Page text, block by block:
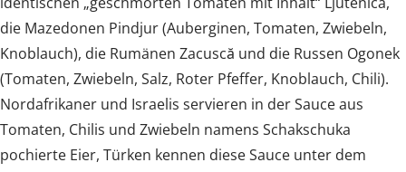
die Mazedonen Pindjur (Auberginen, Tomaten, Zwiebeln,
Knoblauch), die Rumänen Zacuscă und die Russen Ogonek
(Tomaten, Zwiebeln, Salz, Roter Pfeffer, Knoblauch, Chili).
Nordafrikaner und Israelis servieren in der Sauce aus
Tomaten, Chilis und Zwiebeln namens Schakschuka
pochierte Eier, Türken kennen diese Sauce unter dem